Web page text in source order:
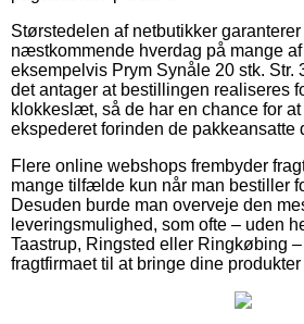
Størstedelen af netbutikker
næstkommende hverdag på mange
eksempelvis Prym Synåle 20 stk. Str.
det antager at bestillingen realiseres
klokkeslæt, så de har en chance for
ekspederet forinden de pakkeansatte
Flere online webshops frembyder
mange tilfælde kun når man bestiller
Desuden burde man overveje den
leveringsmulighed, som ofte – uden
Taastrup, Ringsted eller Ringkøbing
fragtfirmaet til at bringe dine